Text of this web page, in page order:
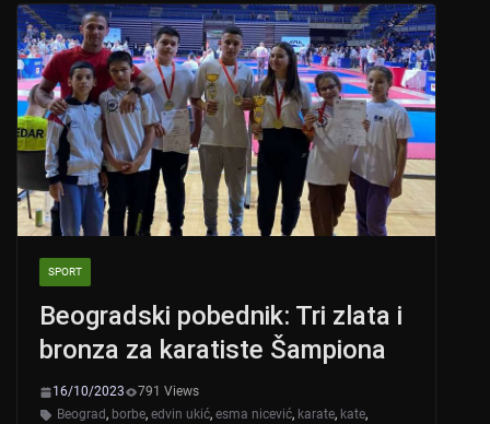
A
p
p
b
o
o
k
SPORT
Beogradski pobednik: Tri zlata i
bronza za karatiste Šampiona
16/10/2023
791 Views
Beograd, borbe, edvin ukić, esma nicević, karate, kate,